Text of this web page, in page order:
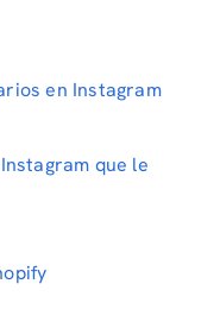
en Instagram
que le